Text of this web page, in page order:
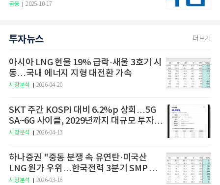
금융 2025-10-17
투자뉴스 더보기
아시아 LNG 현물 19% 급락·새울 3호기 시
동…국내 에너지 지형 대전환 가속
시장분석 2026-04-20
SKT 주간 KOSPI 대비 6.2%p 상회…5G
SA~6G 사이클, 2029년까지 대규모 투자
예고
시장분석 2026-04-13
하나증권 "중동 분쟁 속 유연탄·미국산
LNG 원가 우위…한국전력 3분기 SMP 상
승 전망"
시장분석 2026-03-16